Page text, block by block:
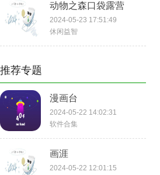
动物之森口袋露营
2024-05-23 17:51:49
休闲益智
推荐专题
漫画台
2024-05-22 14:02:31
软件合集
画涯
2024-05-22 12:01:15